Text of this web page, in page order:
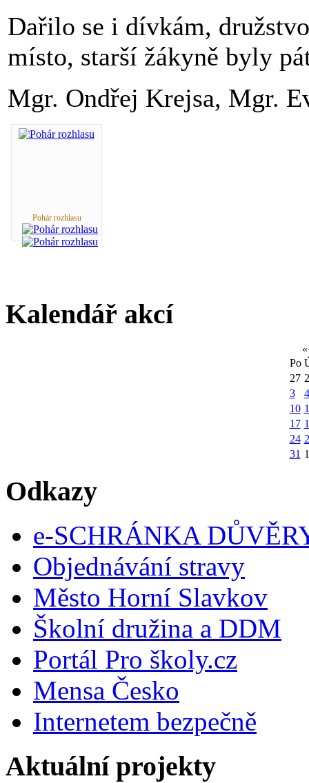
Dařilo se i dívkám,
místo, starší žákyně byly
Mgr. Ondřej Krejsa, Mgr.
Pohár rozhlasu
Kalendář akcí
«
Po
27
3
4
10
17
24
31 1
Odkazy
e-SCHRÁNKA
Objednávání stravy
Město Horní Slavkov
Školní družina a DDM
Portál Pro školy.cz
Mensa Česko
Internetem bezpečně
Aktuální projekty